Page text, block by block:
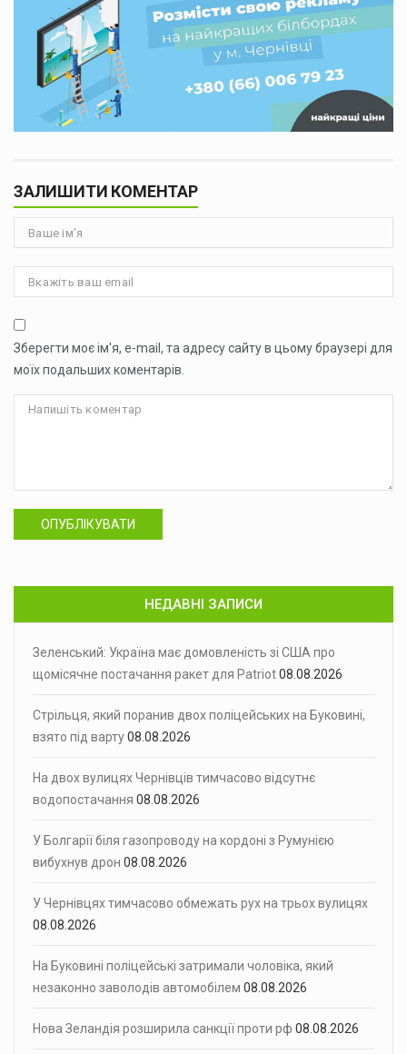
ЗАЛИШИТИ КОМЕНТАР
Зберегти моє ім'я, e-mail, та адресу сайту в цьому браузері для
моїх подальших коментарів.
ОПУБЛІКУВАТИ
НЕДАВНІ ЗАПИСИ
Зеленський: Україна має домовленість зі США про
щомісячне постачання ракет для Patriot08.08.2026
Стрільця, який поранив двох поліцейських на Буковині,
взято під варту08.08.2026
На двох вулицях Чернівців тимчасово відсутнє
водопостачання 08.08.2026
У Болгарії біля газопроводу на кордоні з Румунією
вибухнув дрон 08.08.2026
У Чернівцях тимчасово обмежать рух на трьох вулицях
08.08.2026
На Буковині поліцейські затримали чоловіка, який
незаконно заволодів автомобілем 08.08.2026
Нова Зеландія розширила санкції проти рф 08.08.2026